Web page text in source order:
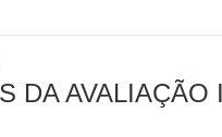
DA AVALIAÇÃO